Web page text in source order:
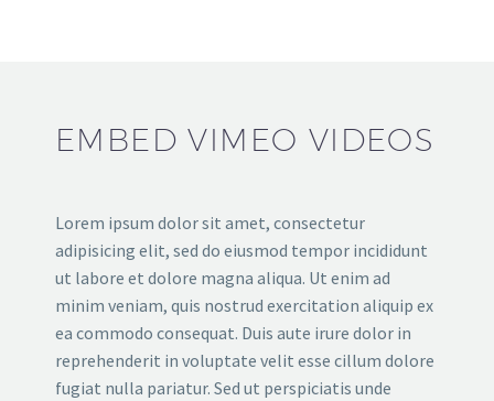
EMBED VIMEO VIDEOS
Lorem ipsum dolor sit amet, consectetur
adipisicing elit, sed do eiusmod tempor incididunt
ut labore et dolore magna aliqua. Ut enim ad
minim veniam, quis nostrud exercitation aliquip ex
ea commodo consequat. Duis aute irure dolor in
reprehenderit in voluptate velit esse cillum dolore
fugiat nulla pariatur. Sed ut perspiciatis unde